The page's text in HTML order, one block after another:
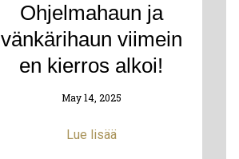
Ohjelmahaun ja
vänkärihaun viimein
en kierros alkoi!
May 14, 2025
Lue lisää